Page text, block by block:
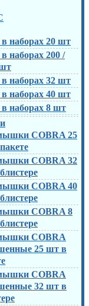
наборах 20 шт
наборах 200 /
наборах 32 шт
наборах 40 шт
наборах 8 шт
COBRA 25
COBRA 32
COBRA 40
COBRA 8
COBRA
25 шт в
COBRA
32 шт в